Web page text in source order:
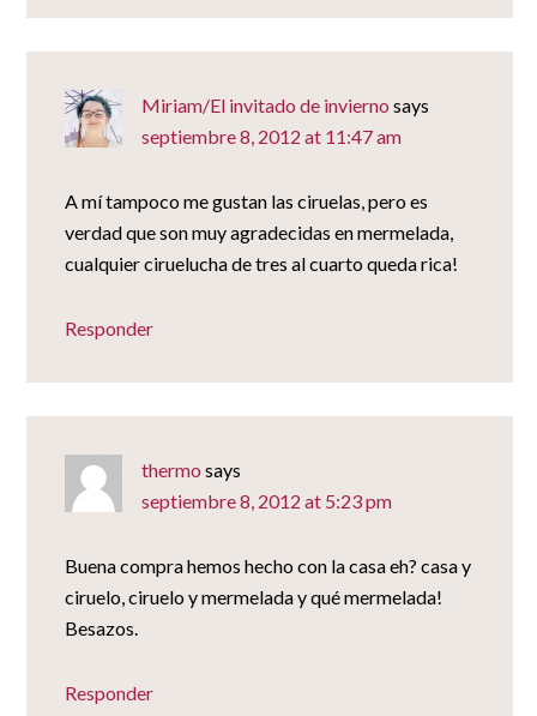
Miriam/El invitado de invierno says
septiembre 8, 2012 at 11:47 am
A mí tampoco me gustan las ciruelas, pero es
verdad que son muy agradecidas en mermelada,
cualquier ciruelucha de tres al cuarto queda rica!
Responder
thermo says
septiembre 8, 2012 at 5:23 pm
Buena compra hemos hecho con la casa eh? casa y
ciruelo, ciruelo y mermelada y qué mermelada!
Besazos.
Responder